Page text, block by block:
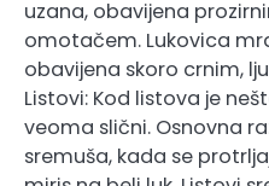
uzana, obavijena
omotačem. Lukovica
obavijena skoro crnim,
Listovi: Kod listova je
veoma slični. Osnovna
sremuša, kada se